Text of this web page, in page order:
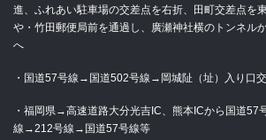
進、ふれあい駐車場の交差点を右折、田町交差点を
や・竹田郵便局前を通過し、廣瀬神社横のトンネル
へ
・国道57号線→国道502号線→岡城阯（址）入り口
・福岡県→高速道路大分光吉IC、熊本ICから国道57
線→212号線→国道57号線等